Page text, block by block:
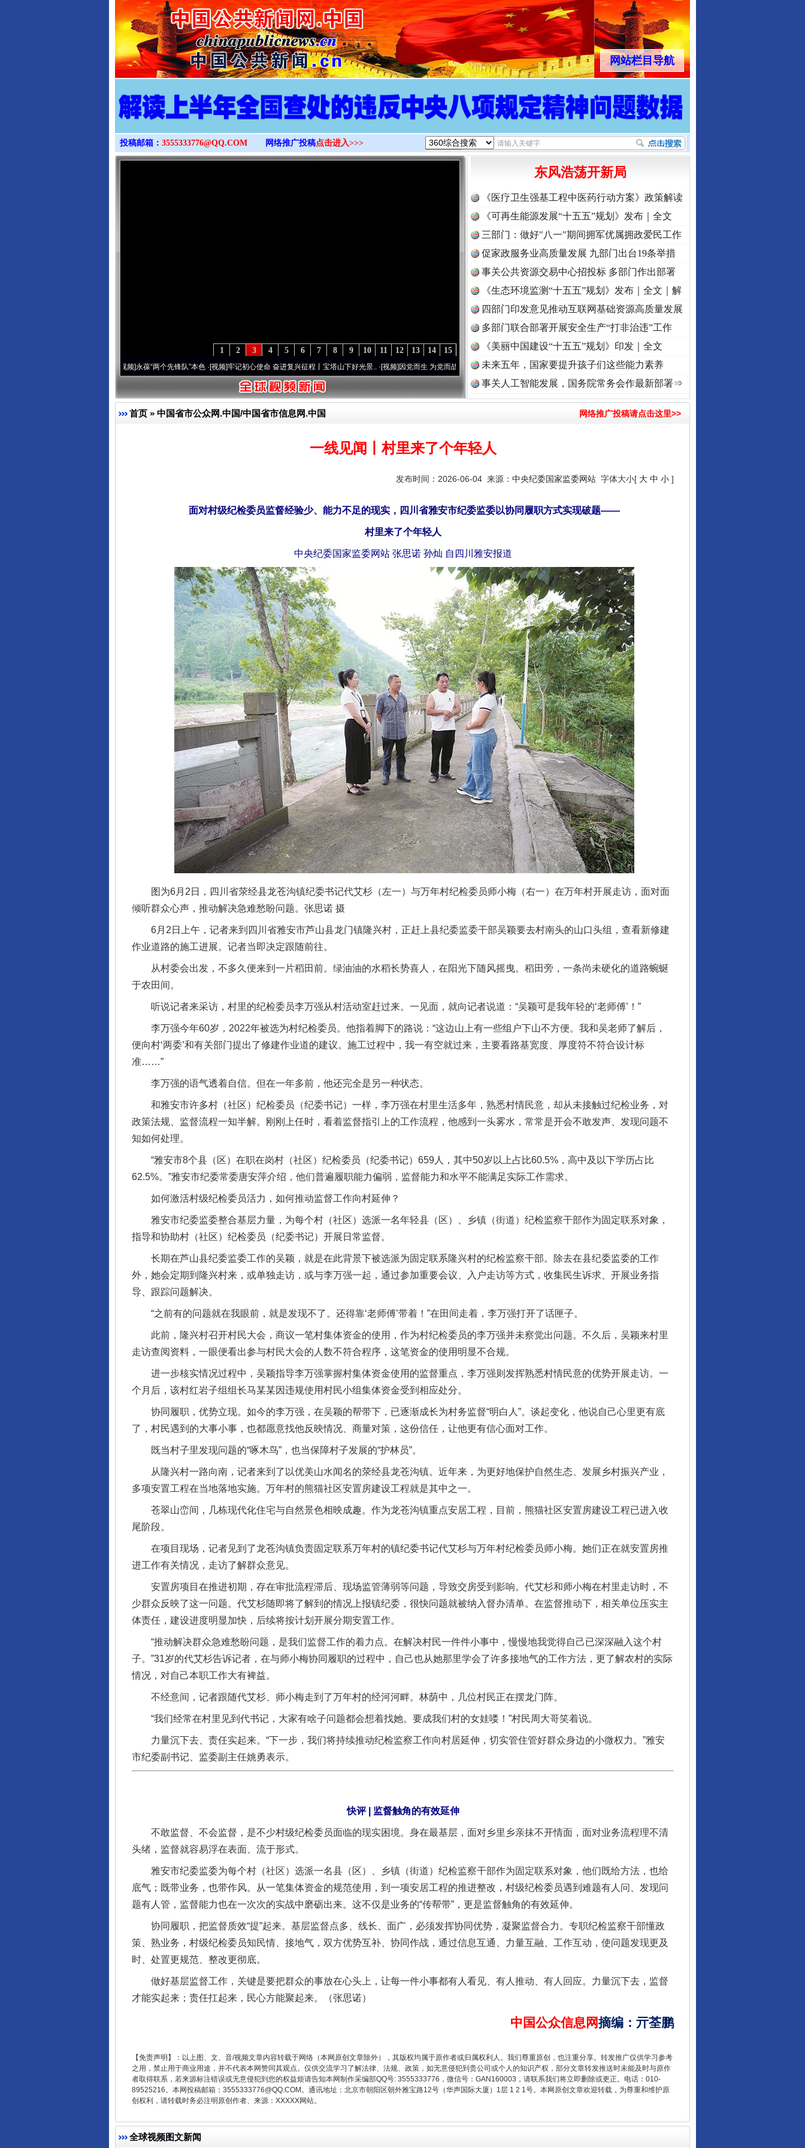
>
网站栏目导航
投稿邮箱： 3555333776@QQ.COM 网络推广投稿点击进入>>>
15
14
13
12
11
10
9
8
7
6
5
4
3
2
1
永葆“两个先锋队”本色·[视频]牢记初心使命 奋进复兴征程丨宝塔山下好光景..·[视频]因党而生 为党而战——百年“纪”事⑧加强纪律..·[视频] 牢记初心使命 奋进复兴征程丨“转折之城”激荡..
东风浩荡开新局
《医疗卫生强基工程中医药行动方案》政策解读
《可再生能源发展“十五五”规划》发布｜全文
三部门：做好"八一"期间拥军优属拥政爱民工作
促家政服务业高质量发展 九部门出台19条举措
事关公共资源交易中心招投标 多部门作出部署
《生态环境监测“十五五”规划》发布｜全文｜解
读
四部门印发意见推动互联网基础资源高质量发展
多部门联合部署开展安全生产“打非治违”工作
《美丽中国建设“十五五”规划》印发｜全文
未来五年，国家要提升孩子们这些能力素养
事关人工智能发展，国务院常务会作最新部署⇒
首页 » 中国省市公众网.中国/中国省市信息网.中国 网络推广投稿请点击这里>>
一线见闻丨村里来了个年轻人
发布时间：2026-06-04 来源： 中央纪委国家监委网站 字体大小[ 大 中 小 ]
面对村级纪检委员监督经验少、能力不足的现实，四川省雅安市纪委监委以协同履职方式实现破题——
村里来了个年轻人
中央纪委国家监委网站 张思诺 孙灿 自四川雅安报道
图为6月2日，四川省荥经县龙苍沟镇纪委书记代艾杉（左一）与万年村纪检委员师小梅（右一）在万年村开展走访，面对面
倾听群众心声，推动解决急难愁盼问题。张思诺 摄
6月2日上午，记者来到四川省雅安市芦山县龙门镇隆兴村，正赶上县纪委监委干部吴颖要去村南头的山口头组，查看新修建
作业道路的施工进展。记者当即决定跟随前往。
从村委会出发，不多久便来到一片稻田前。绿油油的水稻长势喜人，在阳光下随风摇曳。稻田旁，一条尚未硬化的道路蜿蜒
于农田间。
听说记者来采访，村里的纪检委员李万强从村活动室赶过来。一见面，就向记者说道：“吴颖可是我年轻的‘老师傅’！”
李万强今年60岁，2022年被选为村纪检委员。他指着脚下的路说：“这边山上有一些组户下山不方便。我和吴老师了解后，
便向村‘两委’和有关部门提出了修建作业道的建议。施工过程中，我一有空就过来，主要看路基宽度、厚度符不符合设计标
准……”
李万强的语气透着自信。但在一年多前，他还完全是另一种状态。
和雅安市许多村（社区）纪检委员（纪委书记）一样，李万强在村里生活多年，熟悉村情民意，却从未接触过纪检业务，对
政策法规、监督流程一知半解。刚刚上任时，看着监督指引上的工作流程，他感到一头雾水，常常是开会不敢发声、发现问题不
知如何处理。
“雅安市8个县（区）在职在岗村（社区）纪检委员（纪委书记）659人，其中50岁以上占比60.5%，高中及以下学历占比
62.5%。”雅安市纪委常委唐安萍介绍，他们普遍履职能力偏弱，监督能力和水平不能满足实际工作需求。
如何激活村级纪检委员活力，如何推动监督工作向村延伸？
雅安市纪委监委整合基层力量，为每个村（社区）选派一名年轻县（区）、乡镇（街道）纪检监察干部作为固定联系对象，
指导和协助村（社区）纪检委员（纪委书记）开展日常监督。
长期在芦山县纪委监委工作的吴颖，就是在此背景下被选派为固定联系隆兴村的纪检监察干部。除去在县纪委监委的工作
外，她会定期到隆兴村来，或单独走访，或与李万强一起，通过参加重要会议、入户走访等方式，收集民生诉求、开展业务指
导、跟踪问题解决。
“之前有的问题就在我眼前，就是发现不了。还得靠‘老师傅’带着！”在田间走着，李万强打开了话匣子。
此前，隆兴村召开村民大会，商议一笔村集体资金的使用，作为村纪检委员的李万强并未察觉出问题。不久后，吴颖来村里
走访查阅资料，一眼便看出参与村民大会的人数不符合程序，这笔资金的使用明显不合规。
进一步核实情况过程中，吴颖指导李万强掌握村集体资金使用的监督重点，李万强则发挥熟悉村情民意的优势开展走访。一
个月后，该村红岩子组组长马某某因违规使用村民小组集体资金受到相应处分。
协同履职，优势立现。如今的李万强，在吴颖的帮带下，已逐渐成长为村务监督“明白人”。谈起变化，他说自己心里更有底
了，村民遇到的大事小事，也都愿意找他反映情况、商量对策，这份信任，让他更有信心面对工作。
既当村子里发现问题的“啄木鸟”，也当保障村子发展的“护林员”。
从隆兴村一路向南，记者来到了以优美山水闻名的荥经县龙苍沟镇。近年来，为更好地保护自然生态、发展乡村振兴产业，
多项安置工程在当地落地实施。万年村的熊猫社区安置房建设工程就是其中之一。
苍翠山峦间，几栋现代化住宅与自然景色相映成趣。作为龙苍沟镇重点安居工程，目前，熊猫社区安置房建设工程已进入收
尾阶段。
在项目现场，记者见到了龙苍沟镇负责固定联系万年村的镇纪委书记代艾杉与万年村纪检委员师小梅。她们正在就安置房推
进工作有关情况，走访了解群众意见。
安置房项目在推进初期，存在审批流程滞后、现场监管薄弱等问题，导致交房受到影响。代艾杉和师小梅在村里走访时，不
少群众反映了这一问题。代艾杉随即将了解到的情况上报镇纪委，很快问题就被纳入督办清单。在监督推动下，相关单位压实主
体责任，建设进度明显加快，后续将按计划开展分期安置工作。
“推动解决群众急难愁盼问题，是我们监督工作的着力点。在解决村民一件件小事中，慢慢地我觉得自己已深深融入这个村
子。”31岁的代艾杉告诉记者，在与师小梅协同履职的过程中，自己也从她那里学会了许多接地气的工作方法，更了解农村的实际
情况，对自己本职工作大有裨益。
不经意间，记者跟随代艾杉、师小梅走到了万年村的经河河畔。林荫中，几位村民正在摆龙门阵。
“我们经常在村里见到代书记，大家有啥子问题都会想着找她。要成我们村的女娃喽！”村民周大哥笑着说。
力量沉下去、责任实起来。“下一步，我们将持续推动纪检监察工作向村居延伸，切实管住管好群众身边的小微权力。”雅安
市纪委副书记、监委副主任姚勇表示。
快评 | 监督触角的有效延伸
不敢监督、不会监督，是不少村级纪检委员面临的现实困境。身在最基层，面对乡里乡亲抹不开情面，面对业务流程理不清
头绪，监督就容易浮在表面、流于形式。
雅安市纪委监委为每个村（社区）选派一名县（区）、乡镇（街道）纪检监察干部作为固定联系对象，他们既给方法，也给
底气；既带业务，也带作风。从一笔集体资金的规范使用，到一项安居工程的推进整改，村级纪检委员遇到难题有人问、发现问
题有人管，监督能力也在一次次的实战中磨砺出来。这不仅是业务的“传帮带”，更是监督触角的有效延伸。
协同履职，把监督质效“提”起来。基层监督点多、线长、面广，必须发挥协同优势，凝聚监督合力。专职纪检监察干部懂政
策、熟业务，村级纪检委员知民情、接地气，双方优势互补、协同作战，通过信息互通、力量互融、工作互动，使问题发现更及
时、处置更规范、整改更彻底。
做好基层监督工作，关键是要把群众的事放在心头上，让每一件小事都有人看见、有人推动、有人回应。力量沉下去，监督
才能实起来；责任扛起来，民心方能聚起来。（张思诺）
中国公众信息网摘编 ： 亓荃鹏
【免责声明】：以上图、文、音/视频文章内容转载于网络（本网原创文章除外），其版权均属于原作者或归属权利人。我们尊重原创，也注重分享。转发推广仅供学习参考
之用，禁止用于商业用途，并不代表本网赞同其观点。仅供交流学习了解法律、法规、政策，如无意侵犯到贵公司或个人的知识产权，部分文章转发推送时未能及时与原作
者取得联系，若来源标注错误或无意侵犯到您的权益烦请告知本网制作采编部QQ号: 3555333776，微信号：GAN160003，请联系我们将立即删除或更正。电话：010-
89525216。本网投稿邮箱：3555333776@QQ.COM。通讯地址：北京市朝阳区朝外雅宝路12号（华声国际大厦）1层 1 2 1号。本网原创文章欢迎转载，为尊重和维护原
创权利，请转载时务必注明原创作者、来源：XXXXX网站。
全球视频图文新闻
完善运行机制助力责任有效落实